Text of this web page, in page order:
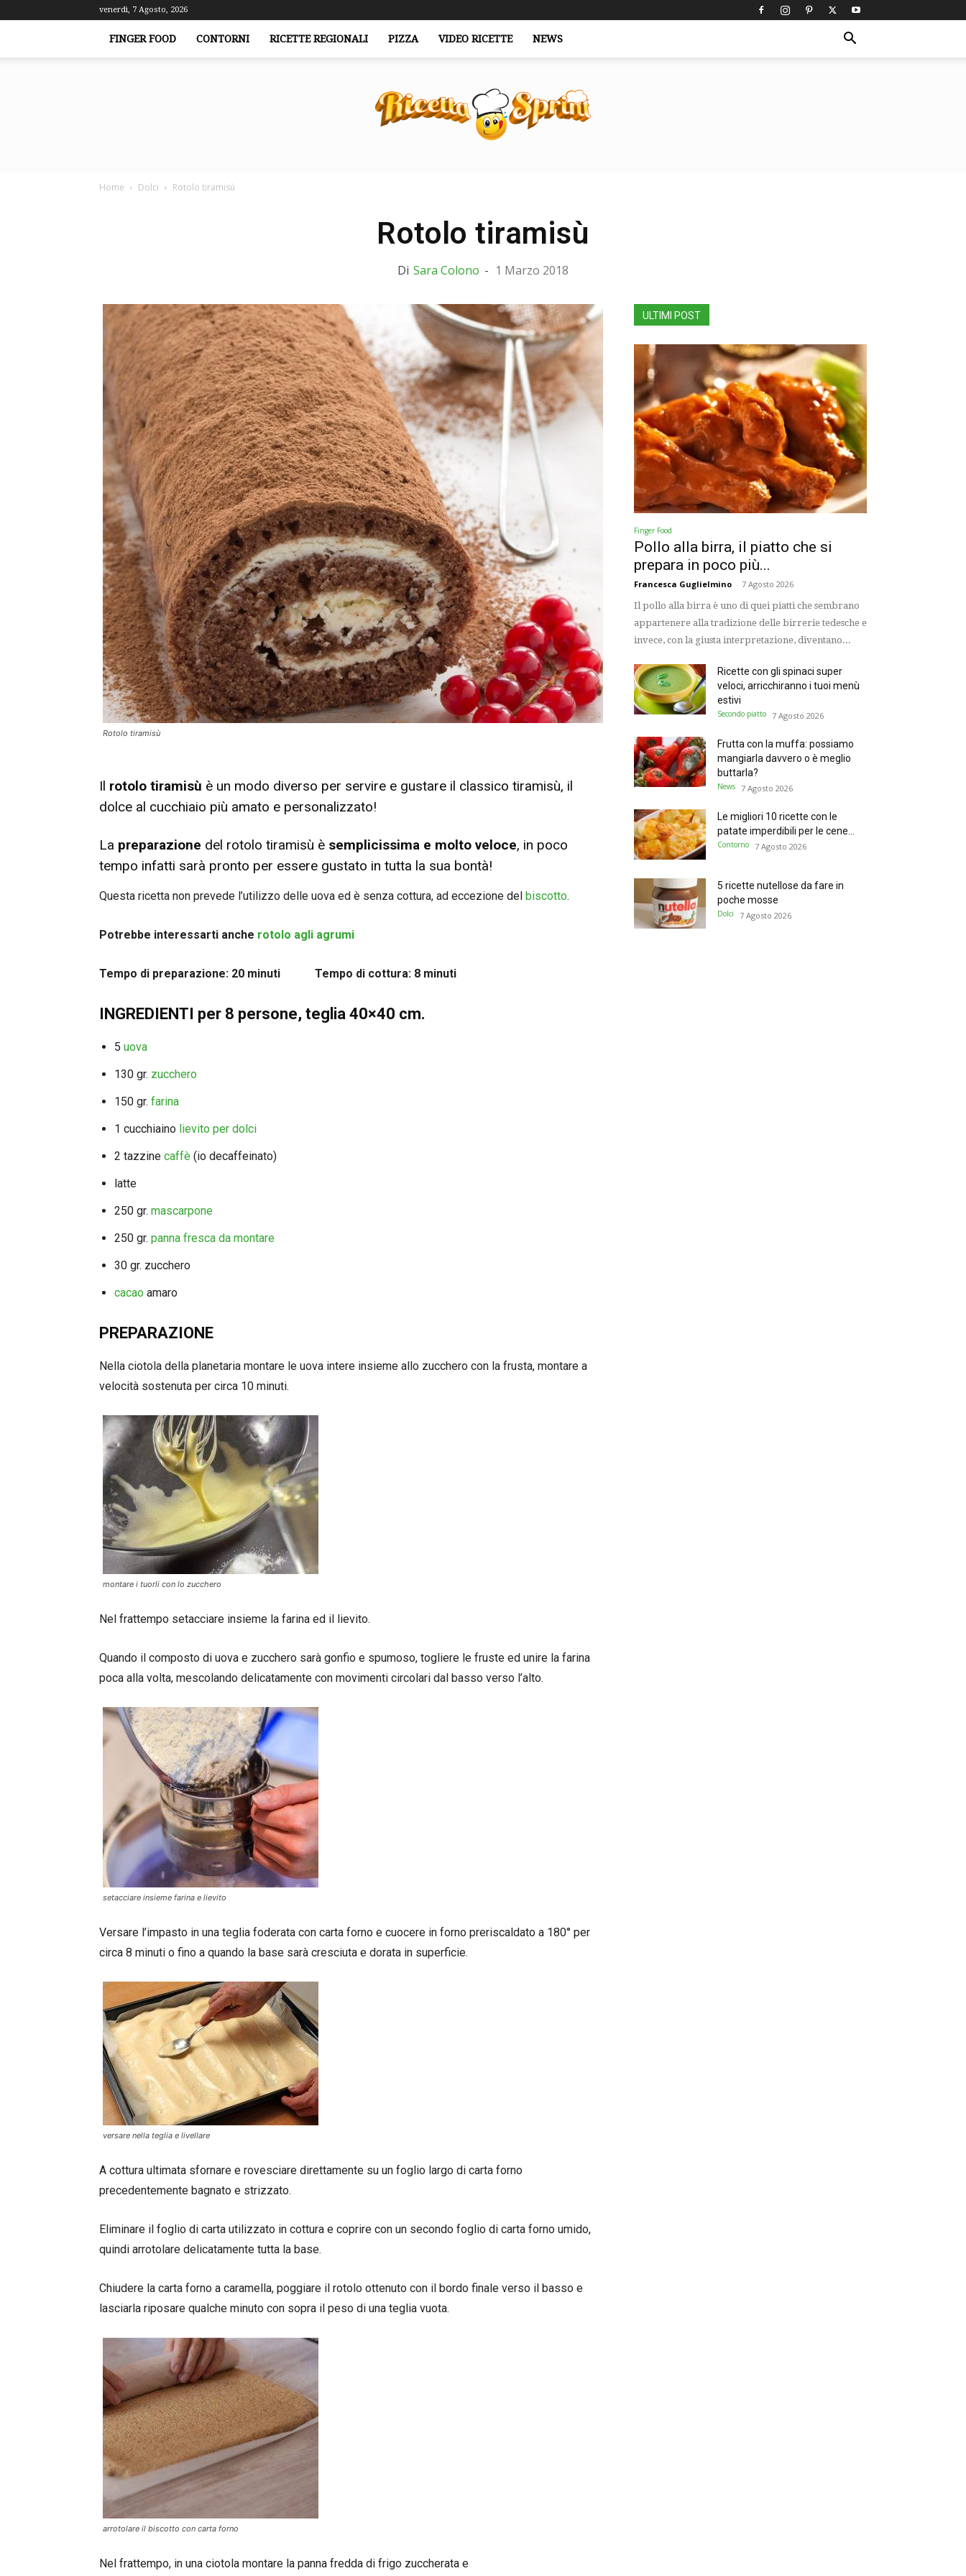
venerdì, 7 Agosto, 2026
FINGER FOOD CONTORNI RICETTE REGIONALI PIZZA VIDEO RICETTE NEWS
Home Dolci Rotolo tiramisù
Rotolo tiramisù
Di Sara Colono - 1 Marzo 2018
Rotolo tiramisù
Il rotolo tiramisù è un modo diverso per servire e gustare il classico tiramisù, il
dolce al cucchiaio più amato e personalizzato!
La preparazione del rotolo tiramisù è semplicissima e molto veloce, in poco
tempo infatti sarà pronto per essere gustato in tutta la sua bontà!
Questa ricetta non prevede l’utilizzo delle uova ed è senza cottura, ad eccezione del biscotto.
Potrebbe interessarti anche rotolo agli agrumi
Tempo di preparazione: 20 minuti Tempo di cottura: 8 minuti
INGREDIENTI per 8 persone, teglia 40×40 cm.
5 uova
130 gr. zucchero
150 gr. farina
1 cucchiaino lievito per dolci
2 tazzine caffè (io decaffeinato)
latte
250 gr. mascarpone
250 gr. panna fresca da montare
30 gr. zucchero
cacao amaro
PREPARAZIONE
Nella ciotola della planetaria montare le uova intere insieme allo zucchero con la frusta, montare a
velocità sostenuta per circa 10 minuti.
montare i tuorli con lo zucchero
Nel frattempo setacciare insieme la farina ed il lievito.
Quando il composto di uova e zucchero sarà gonfio e spumoso, togliere le fruste ed unire la farina
poca alla volta, mescolando delicatamente con movimenti circolari dal basso verso l’alto.
setacciare insieme farina e lievito
Versare l’impasto in una teglia foderata con carta forno e cuocere in forno preriscaldato a 180° per
circa 8 minuti o fino a quando la base sarà cresciuta e dorata in superficie.
versare nella teglia e livellare
A cottura ultimata sfornare e rovesciare direttamente su un foglio largo di carta forno
precedentemente bagnato e strizzato.
Eliminare il foglio di carta utilizzato in cottura e coprire con un secondo foglio di carta forno umido,
quindi arrotolare delicatamente tutta la base.
Chiudere la carta forno a caramella, poggiare il rotolo ottenuto con il bordo finale verso il basso e
lasciarla riposare qualche minuto con sopra il peso di una teglia vuota.
arrotolare il biscotto con carta forno
Nel frattempo, in una ciotola montare la panna fredda di frigo zuccherata e
ULTIMI POST
Finger Food
Pollo alla birra, il piatto che si
prepara in poco più...
Francesca Guglielmino - 7 Agosto 2026
Il pollo alla birra è uno di quei piatti che sembrano
appartenere alla tradizione delle birrerie tedesche e
invece, con la giusta interpretazione, diventano...
Ricette con gli spinaci super
veloci, arricchiranno i tuoi menù
estivi
Secondo piatto 7 Agosto 2026
Frutta con la muffa: possiamo
mangiarla davvero o è meglio
buttarla?
News 7 Agosto 2026
Le migliori 10 ricette con le
patate imperdibili per le cene...
Contorno 7 Agosto 2026
5 ricette nutellose da fare in
poche mosse
Dolci 7 Agosto 2026